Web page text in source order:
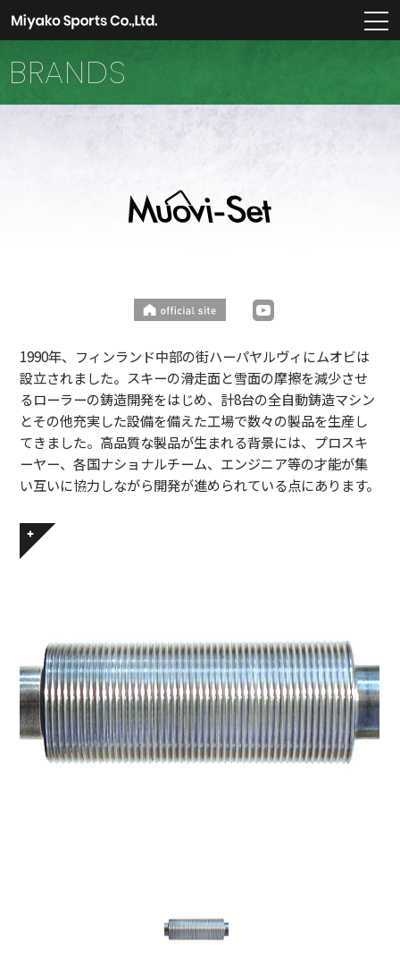
BRANDS
1990年、フィンランド中部の街ハーパヤルヴィにムオビは
設立されました。スキーの滑走面と雪面の摩擦を減少させ
るローラーの鋳造開発をはじめ、計8台の全自動鋳造マシン
とその他充実した設備を備えた工場で数々の製品を生産し
てきました。高品質な製品が生まれる背景には、プロスキ
ーヤー、各国ナショナルチーム、エンジニア等の才能が集
い互いに協力しながら開発が進められている点にあります。